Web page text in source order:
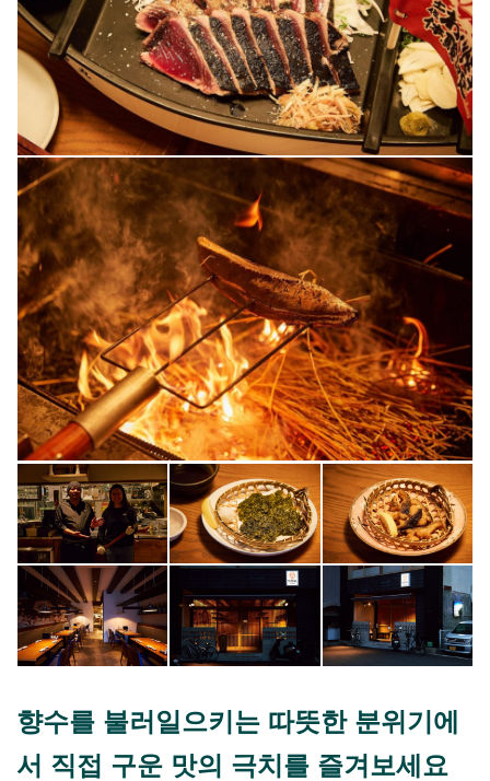
향수를 불러일으키는 따뜻한 분위기에
서 직접 구운 맛의 극치를 즐겨보세요